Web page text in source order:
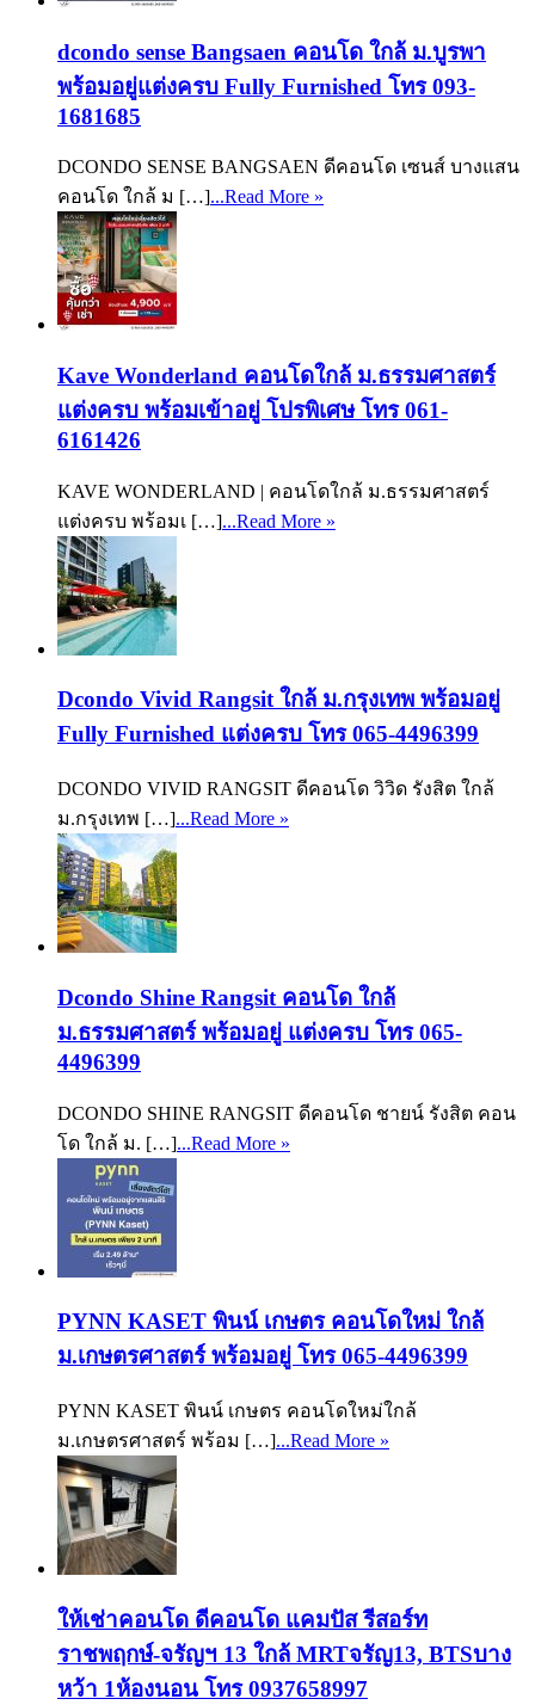
dcondo sense Bangsaen คอนโด ใกล้ ม.บูรพา
พร้อมอยู่แต่งครบ Fully Furnished โทร 093-
1681685
DCONDO SENSE BANGSAEN ดีคอนโด เซนส์ บางแสน
คอนโด ใกล้ ม […]...Read More »
Kave Wonderland คอนโดใกล้ ม.ธรรมศาสตร์
แต่งครบ พร้อมเข้าอยู่ โปรพิเศษ โทร 061-
6161426
KAVE WONDERLAND | คอนโดใกล้ ม.ธรรมศาสตร์
แต่งครบ พร้อมเ […]...Read More »
Dcondo Vivid Rangsit ใกล้ ม.กรุงเทพ พร้อมอยู่
Fully Furnished แต่งครบ โทร 065-4496399
DCONDO VIVID RANGSIT ดีคอนโด วิวิด รังสิต ใกล้
ม.กรุงเทพ […]...Read More »
Dcondo Shine Rangsit คอนโด ใกล้
ม.ธรรมศาสตร์ พร้อมอยู่ แต่งครบ โทร 065-
4496399
DCONDO SHINE RANGSIT ดีคอนโด ชายน์ รังสิต คอน
โด ใกล้ ม. […]...Read More »
PYNN KASET พินน์ เกษตร คอนโดใหม่ ใกล้
ม.เกษตรศาสตร์ พร้อมอยู่ โทร 065-4496399
PYNN KASET พินน์ เกษตร คอนโดใหม่ใกล้
ม.เกษตรศาสตร์ พร้อม […]...Read More »
ให้เช่าคอนโด ดีคอนโด แคมปัส รีสอร์ท
ราชพฤกษ์-จรัญฯ 13 ใกล้ MRTจรัญ13, BTSบาง
หว้า 1ห้องนอน โทร 0937658997